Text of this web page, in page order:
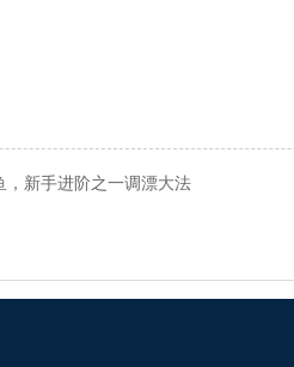
，新手进阶之一调漂大法